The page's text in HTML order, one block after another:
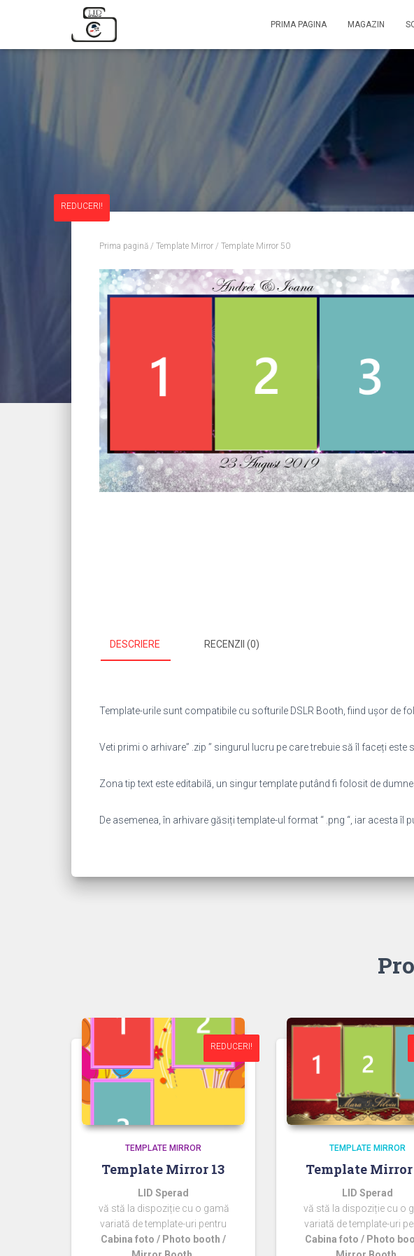
PRIMA PAGINA MAGAZIN
REDUCERI!
Prima pagină / Template Mirror / Template Mirror 50
DESCRIERE RECENZII (0)
Template-urile sunt compatibile cu softurile DSLR Booth, fiind ușor de
Veti primi o arhivare” .zip ” singurul lucru pe care trebuie să îl faceți
Zona tip text este editabilă, un singur template putând fi folosit de
De asemenea, în arhivare găsiți template-ul format “ .png “, iar acesta
REDUCERI!
REDUCERI!
TEMPLATE MIRROR
Template Mirror 13
LID Sperad
vă stă la dispoziție cu o gamă
variată de template-uri pentru
Cabina foto / Photo booth /
TEMPLATE MIRROR
Template Mirror
LID Sperad
vă stă la dispoziție cu o
variată de template-uri
Cabina foto / Photo